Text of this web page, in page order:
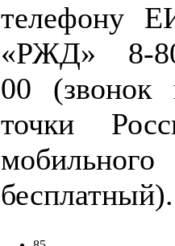
телефону
«РЖД» 8-
00 (звонок
точки